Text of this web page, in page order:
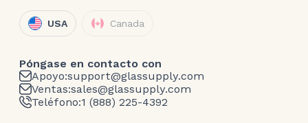
USA Canada
Póngase en contacto con
Apoyo:support@glassupply.com
Ventas:sales@glassupply.com
Teléfono:1 (888) 225-4392